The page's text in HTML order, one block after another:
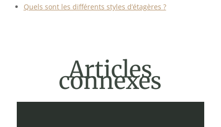
Quels sont les différents styles d’étagères ?
Articles
connexes